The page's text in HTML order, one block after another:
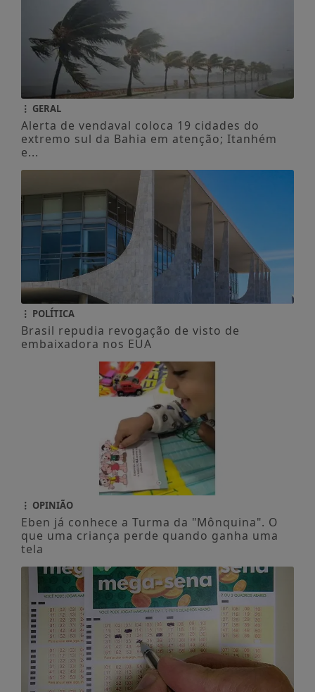
GERAL
Alerta de vendaval coloca 19 cidades do
extremo sul da Bahia em atenção; Itanhém
e...
POLÍTICA
Brasil repudia revogação de visto de
embaixadora nos EUA
OPINIÃO
Eben já conhece a Turma da "Mônquina". O
que uma criança perde quando ganha uma
tela